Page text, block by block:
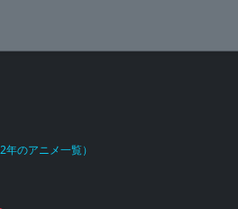
年のアニメ一覧）